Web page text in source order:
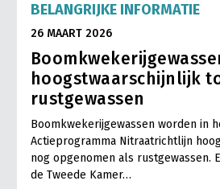
BELANGRIJKE INFORMATIE
26 MAART 2026
hoogstwaarschijnlijk
rustgewassen
Boomkwekerijgewassen worden in
Actieprogramma Nitraatrichtlijn
nog opgenomen als rustgewassen.
de Tweede Kamer…